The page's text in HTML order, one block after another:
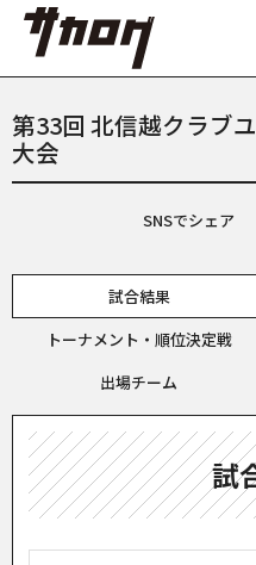
第33回 北信越クラブ
大会
SNSでシェア
試合結果
トーナメント・順位決定戦
出場チーム
試